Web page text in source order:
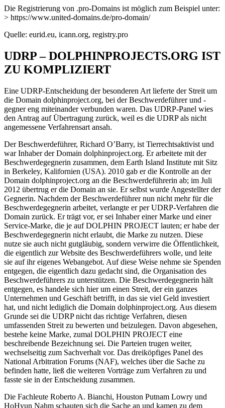
Die Registrierung von .pro-Domains ist möglich zum Beispiel unter:
> https://www.united-domains.de/pro-domain/
Quelle: eurid.eu, icann.org, registry.pro
UDRP – DOLPHINPROJECTS.ORG IST
ZU KOMPLIZIERT
Eine UDRP-Entscheidung der besonderen Art lieferte der Streit um
die Domain dolphinproject.org, bei der Beschwerdeführer und -
gegner eng miteinander verbunden waren. Das UDRP-Panel wies
den Antrag auf Übertragung zurück, weil es die UDRP als nicht
angemessene Verfahrensart ansah.
Der Beschwerdeführer, Richard O’Barry, ist Tierrechtsaktivist und
war Inhaber der Domain dolphinproject.org. Er arbeitete mit der
Beschwerdegegnerin zusammen, dem Earth Island Institute mit Sitz
in Berkeley, Kalifornien (USA). 2010 gab er die Kontrolle an der
Domain dolphinproject.org an die Beschwerdeführerin ab; im Juli
2012 übertrug er die Domain an sie. Er selbst wurde Angestellter der
Gegnerin. Nachdem der Beschwerdeführer nun nicht mehr für die
Beschwerdegegnerin arbeitet, verlangte er per UDRP-Verfahren die
Domain zurück. Er trägt vor, er sei Inhaber einer Marke und einer
Service-Marke, die je auf DOLPHIN PROJECT lauten; er habe der
Beschwerdegegnerin nicht erlaubt, die Marke zu nutzen. Diese
nutze sie auch nicht gutgläubig, sondern verwirre die Öffentlichkeit,
die eigentlich zur Website des Beschwerdeführers wolle, und leite
sie auf ihr eigenes Webangebot. Auf diese Weise nehme sie Spenden
entgegen, die eigentlich dazu gedacht sind, die Organisation des
Beschwerdeführers zu unterstützen. Die Beschwerdegegnerin hält
entgegen, es handele sich hier um einen Streit, der ein ganzes
Unternehmen und Geschäft betrifft, in das sie viel Geld investiert
hat, und nicht lediglich die Domain dolphinproject.org. Aus diesem
Grunde sei die UDRP nicht das richtige Verfahren, diesen
umfassenden Streit zu bewerten und beizulegen. Davon abgesehen,
bestehe keine Marke, zumal DOLPHIN PROJECT eine
beschreibende Bezeichnung sei. Die Parteien trugen weiter,
wechselseitig zum Sachverhalt vor. Das dreiköpfiges Panel des
National Arbitration Forums (NAF), welches über die Sache zu
befinden hatte, ließ die weiteren Vorträge zum Verfahren zu und
fasste sie in der Entscheidung zusammen.
Die Fachleute Roberto A. Bianchi, Houston Putnam Lowry und
HoHyun Nahm schauten sich die Sache an und kamen zu dem